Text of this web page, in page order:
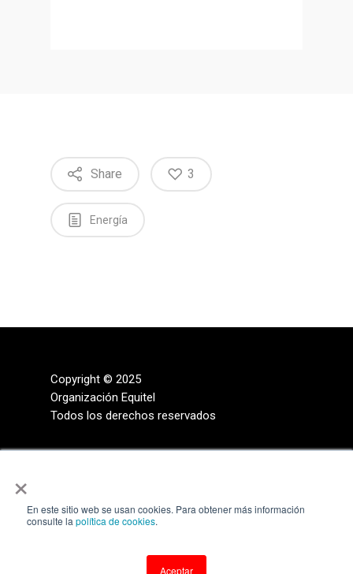
×
En este sitio web se usan cookies. Para obtener más información
consulte la política de cookies.
Aceptar
Share 3
Energía
Copyright © 2025
Organización Equitel
Todos los derechos reservados